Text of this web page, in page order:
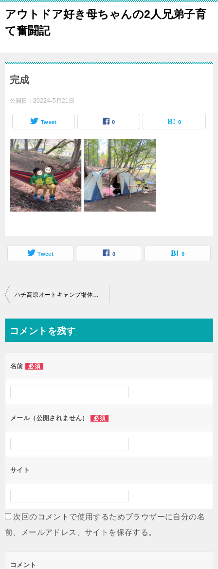
アウトドア好き母ちゃんの2人兄弟子育
て奮闘記
完成
公開日： 2022年5月21日
Tweet 0 0
Tweet 0 0
ハチ高原オートキャンプ場体験ブログ！口コミから予約方法までも
コメントを残す
名前 必須
メール（公開されません） 必須
サイト
次回のコメントで使用するためブラウザーに自分の名
前、メールアドレス、サイトを保存する。
コメント